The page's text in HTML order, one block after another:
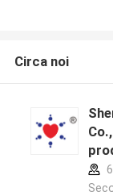
Circa noi